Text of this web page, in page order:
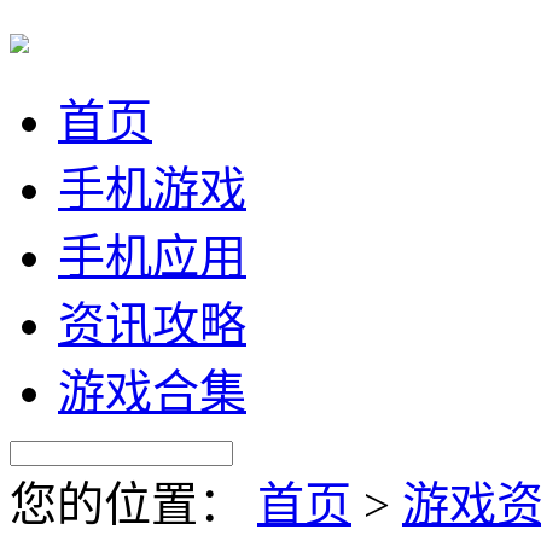
首页
手机游戏
手机应用
资讯攻略
游戏合集
您的位置： 首页 > 游戏